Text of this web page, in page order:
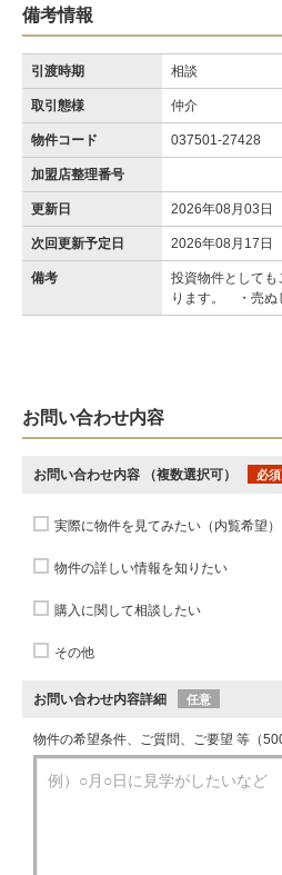
備考情報
引渡時期 相談
取引態様 仲介
物件コード 037501-27428
加盟店整理番号
更新日 2026年08月03日
次回更新予定日 2026年08月17日
備考
投資物件として
ります。 ・売ぬ
お問い合わせ内容
お問い合わせ内容 （複数選択可） 必須
実際に物件を見てみたい（内覧希望）
物件の詳しい情報を知りたい
購入に関して相談したい
その他
お問い合わせ内容詳細 任意
物件の希望条件、ご質問、ご要望 等（